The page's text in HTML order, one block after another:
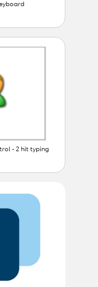
- 2 hit typing